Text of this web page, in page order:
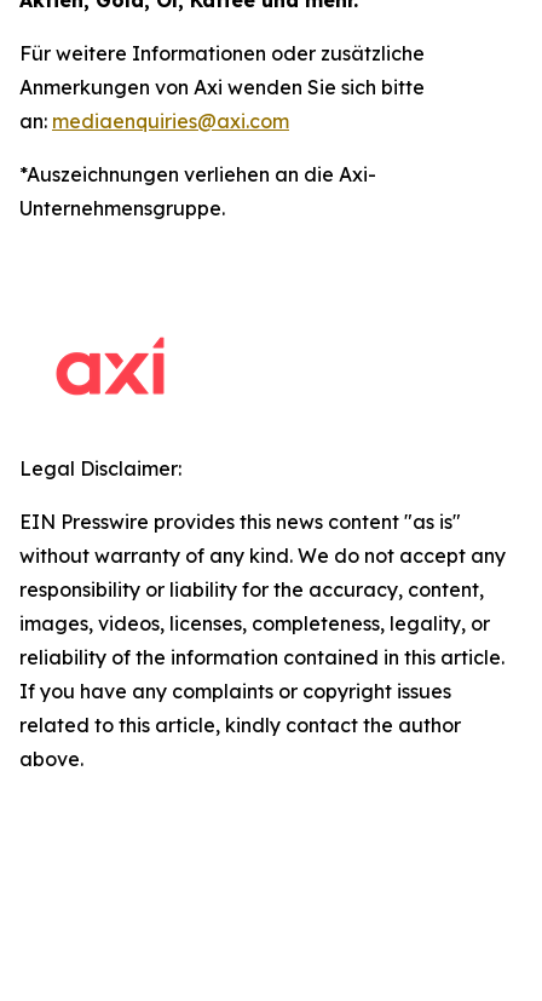
Für weitere Informationen oder zusätzliche
Anmerkungen von Axi wenden Sie sich bitte
an: mediaenquiries@axi.com
*Auszeichnungen verliehen an die Axi-
Unternehmensgruppe.
Legal Disclaimer:
EIN Presswire provides this news content "as is"
without warranty of any kind. We do not accept any
responsibility or liability for the accuracy, content,
images, videos, licenses, completeness, legality, or
reliability of the information contained in this article.
If you have any complaints or copyright issues
related to this article, kindly contact the author
above.